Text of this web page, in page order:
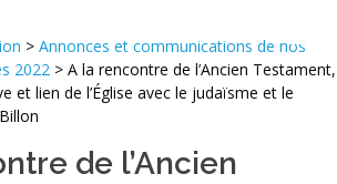
> Annonces et communications de nos
2022 > A la rencontre de l’Ancien Testament,
et lien de l’Église avec le judaïsme et le
de l’Ancien